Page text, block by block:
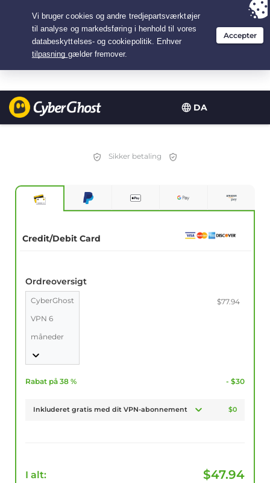
DA
Your choice: The Best Deal for 1.5-years at $
Sikker betaling
Credit/Debit Card
Ordreoversigt
CyberGhost
VPN 6
måneder
$77.94
Rabat på 38 % - $30
Inkluderet gratis med dit VPN-abonnement $0
I alt: $47.94